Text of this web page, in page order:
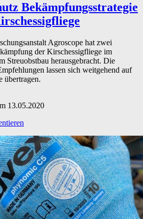
Bekämpfungsstrategie
Agroscope hat zwei
der Kirschessigfliege im
Streuobstbau herausgebracht. Die
lassen sich weitgehend auf
übertragen.
13.05.2020